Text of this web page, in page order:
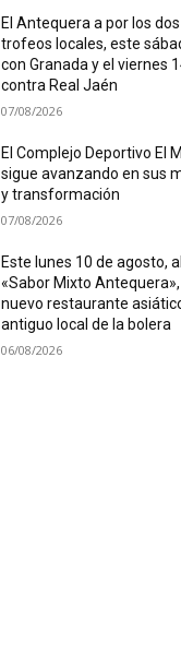
El Antequera a por los dos
trofeos locales, este
con Granada y el viernes
contra Real Jaén
07/08/2026
El Complejo Deportivo El
sigue avanzando en sus
y transformación
07/08/2026
Este lunes 10 de agosto,
«Sabor Mixto Antequera»,
nuevo restaurante
antiguo local de la bolera
06/08/2026